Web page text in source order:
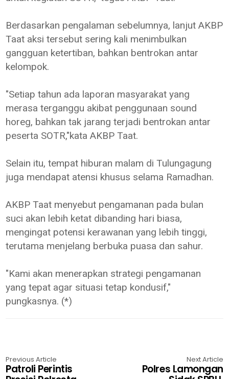
Berdasarkan pengalaman sebelumnya, lanjut AKBP
Taat aksi tersebut sering kali menimbulkan
gangguan ketertiban, bahkan bentrokan antar
kelompok.
"Setiap tahun ada laporan masyarakat yang
merasa terganggu akibat penggunaan sound
horeg, bahkan tak jarang terjadi bentrokan antar
peserta SOTR,"kata AKBP Taat.
Selain itu, tempat hiburan malam di Tulungagung
juga mendapat atensi khusus selama Ramadhan.
AKBP Taat menyebut pengamanan pada bulan
suci akan lebih ketat dibanding hari biasa,
mengingat potensi kerawanan yang lebih tinggi,
terutama menjelang berbuka puasa dan sahur.
"Kami akan menerapkan strategi pengamanan
yang tepat agar situasi tetap kondusif,"
pungkasnya. (*)
Previous Article
Patroli Perintis
Next Article
Polres Lamongan